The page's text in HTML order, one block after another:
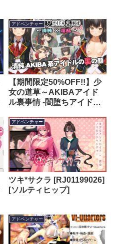
アドベンチャー
【期間限定50%OFF!!】少
女の道草～AKIBAアイド
ル裏事情 -闇堕ちアイドル
[Sage]
アドベンチャー
ツキ*サクラ [RJ01199026]
[ソルティヒップ]
アドベンチャー